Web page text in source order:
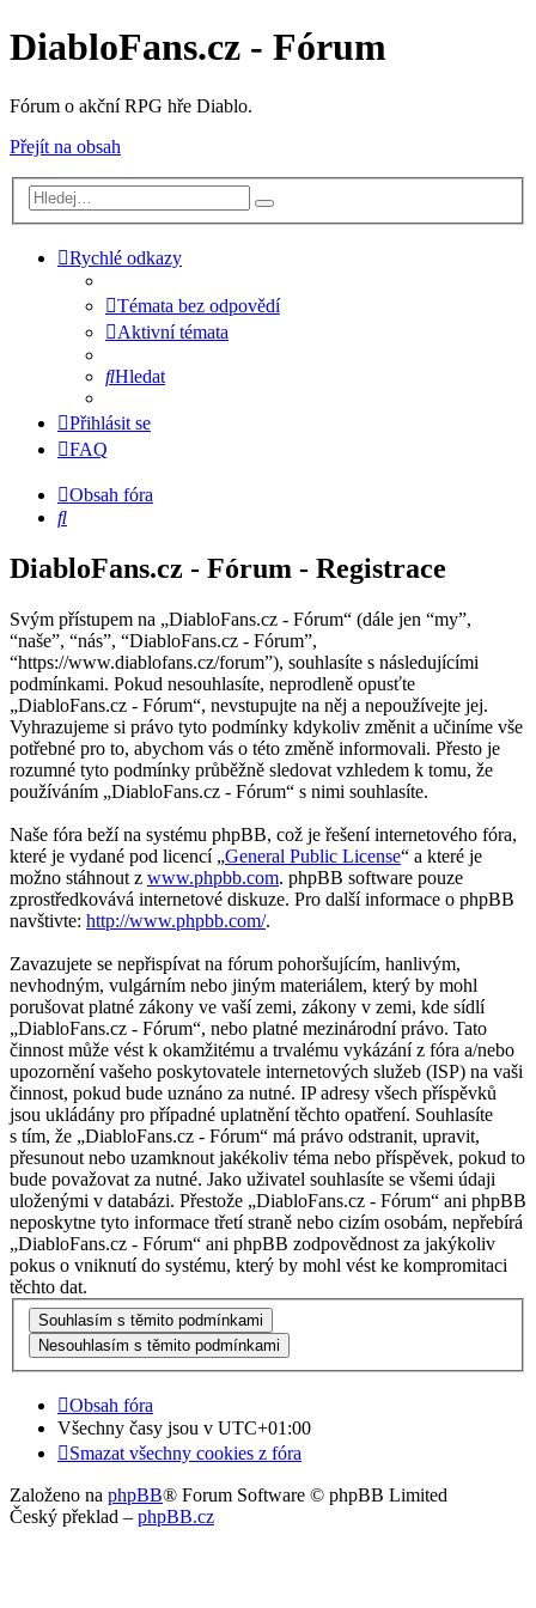
DiabloFans.cz - Fórum
Fórum o akční RPG hře Diablo.
Přejít na obsah
Rychlé odkazy
Témata bez odpovědí
Aktivní témata
Hledat
Přihlásit se
FAQ
Obsah fóra
Hledat
DiabloFans.cz - Fórum - Registrace
Svým přístupem na „DiabloFans.cz - Fórum“ (dále jen “my”,
“naše”, “nás”, “DiabloFans.cz - Fórum”,
“https://www.diablofans.cz/forum”), souhlasíte s následujícími
podmínkami. Pokud nesouhlasíte, neprodleně opusťte
„DiabloFans.cz - Fórum“, nevstupujte na něj a nepoužívejte jej.
Vyhrazujeme si právo tyto podmínky kdykoliv změnit a učiníme vše
potřebné pro to, abychom vás o této změně informovali. Přesto je
rozumné tyto podmínky průběžně sledovat vzhledem k tomu, že
používáním „DiabloFans.cz - Fórum“ s nimi souhlasíte.
Naše fóra beží na systému phpBB, což je řešení internetového fóra,
které je vydané pod licencí „General Public License“ a které je
možno stáhnout z www.phpbb.com. phpBB software pouze
zprostředkovává internetové diskuze. Pro další informace o phpBB
navštivte: http://www.phpbb.com/.
Zavazujete se nepřispívat na fórum pohoršujícím, hanlivým,
nevhodným, vulgárním nebo jiným materiálem, který by mohl
porušovat platné zákony ve vaší zemi, zákony v zemi, kde sídlí
„DiabloFans.cz - Fórum“, nebo platné mezinárodní právo. Tato
činnost může vést k okamžitému a trvalému vykázání z fóra a/nebo
upozornění vašeho poskytovatele internetových služeb (ISP) na vaši
činnost, pokud bude uznáno za nutné. IP adresy všech příspěvků
jsou ukládány pro případné uplatnění těchto opatření. Souhlasíte
s tím, že „DiabloFans.cz - Fórum“ má právo odstranit, upravit,
přesunout nebo uzamknout jakékoliv téma nebo příspěvek, pokud to
bude považovat za nutné. Jako uživatel souhlasíte se všemi údaji
uloženými v databázi. Přestože „DiabloFans.cz - Fórum“ ani phpBB
neposkytne tyto informace třetí straně nebo cizím osobám, nepřebírá
„DiabloFans.cz - Fórum“ ani phpBB zodpovědnost za jakýkoliv
pokus o vniknutí do systému, který by mohl vést ke kompromitaci
těchto dat.
Obsah fóra
Všechny časy jsou v UTC+01:00
Smazat všechny cookies z fóra
Založeno na phpBB® Forum Software © phpBB Limited
Český překlad – phpBB.cz